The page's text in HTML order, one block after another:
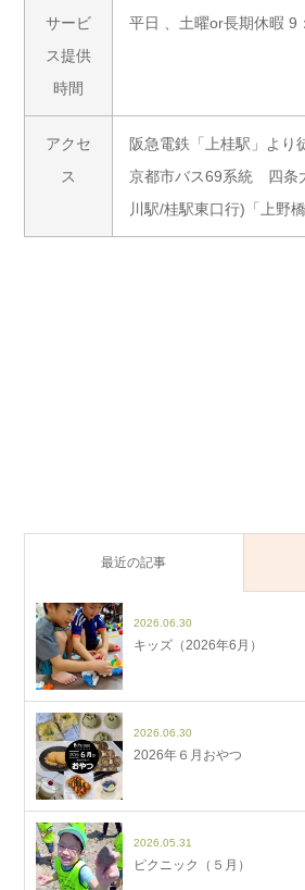
サービ
ス提供
時間
平日 、土曜or長期休暇 9
アクセ
ス
阪急電鉄「上桂駅」より
京都市バス69系統 四条
川駅/桂駅東口行)「上野
最近の記事
2026.06.30
キッズ（2026年6月）
2026.06.30
2026年６月おやつ
2026.05.31
ピクニック（５月）